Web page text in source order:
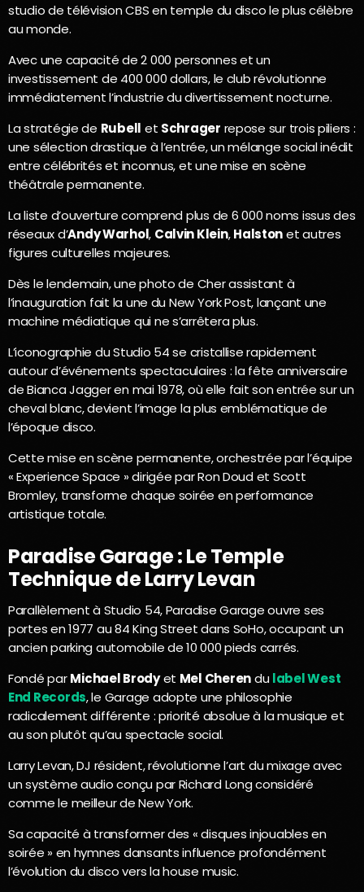
studio de télévision CBS en temple du disco le plus célèbre
au monde.
Avec une capacité de 2 000 personnes et un
investissement de 400 000 dollars, le club révolutionne
immédiatement l’industrie du divertissement nocturne.
La stratégie de Rubell et Schrager repose sur trois piliers :
une sélection drastique à l’entrée, un mélange social inédit
entre célébrités et inconnus, et une mise en scène
théâtrale permanente.
La liste d’ouverture comprend plus de 6 000 noms issus des
réseaux d’Andy Warhol, Calvin Klein,Halstonet autres
figures culturelles majeures.
Dès le lendemain, une photo de Cher assistant à
l’inauguration fait la une du New York Post, lançant une
machine médiatique qui ne s’arrêtera plus.
L’iconographie du Studio 54 se cristallise rapidement
autour d’événements spectaculaires : la fête anniversaire
de Bianca Jagger en mai 1978, où elle fait son entrée sur un
cheval blanc, devient l’image la plus emblématique de
l’époque disco.
Cette mise en scène permanente, orchestrée par l’équipe
« Experience Space » dirigée par Ron Doud et Scott
Bromley, transforme chaque soirée en performance
artistique totale.
Paradise Garage : Le Temple
Technique de Larry Levan
Parallèlement à Studio 54, Paradise Garage ouvre ses
portes en 1977 au 84 King Street dans SoHo, occupant un
ancien parking automobile de 10 000 pieds carrés.
Fondé parMichael Brodyet Mel Cherendulabel West
End Records, le Garage adopte une philosophie
radicalement différente : priorité absolue à la musique et
au son plutôt qu’au spectacle social.
Larry Levan, DJ résident, révolutionne l’art du mixage avec
un système audio conçu par Richard Long considéré
comme le meilleur de New York.
Sa capacité à transformer des « disques injouables en
soirée » en hymnes dansants influence profondément
l’évolution du disco vers la house music.